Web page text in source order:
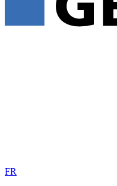
FR